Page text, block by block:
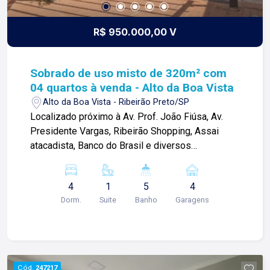
contato. Lago é RELACIONAMENTO! Desde 1987
esta é a nossa missão, nosso propósito e o
verdadeiro sentido de tudo que fazemos. Todos
com nossos proprietários e clientes. Somos uma
imobiliária que equilibra a tradicionalidade com o
arrojo e a força comercial da atualidade. A Lago é
sua principal imobiliária em Ribeirão Preto!
R$ 950.000,00 V
Sobrado de uso misto de 320m² com
04 quartos à venda - Alto da Boa Vista
Alto da Boa Vista - Ribeirão Preto/SP
Localizado próximo à Av. Prof. João Fiúsa, Av.
Presidente Vargas, Ribeirão Shopping, Assai
atacadista, Banco do Brasil e diversos
quartos sendo 01 suíte com armários; -01
banheiro social com box blindex; -Sala 02
ambientes; -Escritório com acesso independente
com churrasqueira; -Piscina; -01 banheiro
4
Dorm.
1
Suite
5
Banho
4
Garagens
Cód. 247217